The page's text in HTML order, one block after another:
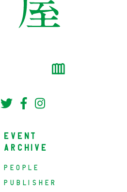
EVENT
ARCHIVE
PEOPLE
PUBLISHER